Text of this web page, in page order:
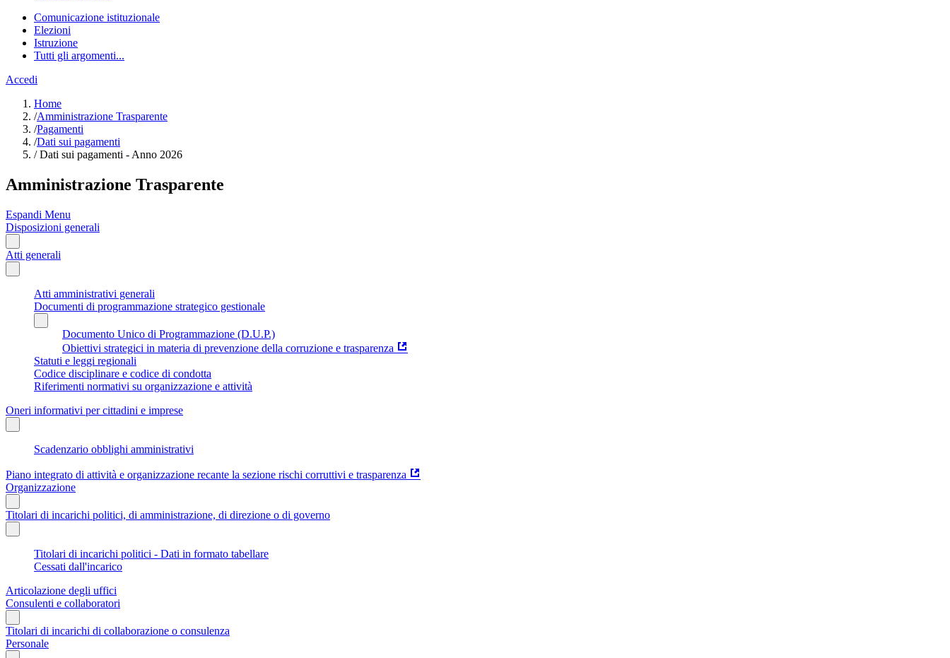
Comunicazione istituzionale
Elezioni
Istruzione
Tutti gli argomenti...
Accedi
Home
/Amministrazione Trasparente
/Pagamenti
/Dati sui pagamenti
/Dati sui pagamenti - Anno 2026
Amministrazione Trasparente
Espandi Menu
Disposizioni generali
Atti generali
Atti amministrativi generali
Documenti di programmazione strategico gestionale
Documento Unico di Programmazione (D.U.P.)
Obiettivi strategici in materia di prevenzione della corruzione e trasparenza
Statuti e leggi regionali
Codice disciplinare e codice di condotta
Riferimenti normativi su organizzazione e attività
Oneri informativi per cittadini e imprese
Scadenzario obblighi amministrativi
Piano integrato di attività e organizzazione recante la sezione rischi corruttivi e trasparenza
Organizzazione
Titolari di incarichi politici, di amministrazione, di direzione o di governo
Titolari di incarichi politici - Dati in formato tabellare
Cessati dall'incarico
Articolazione degli uffici
Consulenti e collaboratori
Titolari di incarichi di collaborazione o consulenza
Personale